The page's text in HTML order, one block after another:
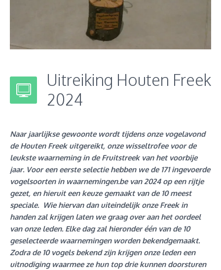
Uitreiking Houten Freek
2024
Naar jaarlijkse gewoonte wordt tijdens onze vogelavond
deHouten Freek uitgereikt, onze wisseltrofee voor de
leukste waarneming in de Fruitstreek van het voorbije
jaar. Voor een eerste selectie hebben we de 171 ingevoerde
vogelsoorten in waarnemingen.be van 2024 op een rijtje
gezet, en hieruit een keuze gemaakt van de 10 meest
speciale. Wie hiervan dan uiteindelijk onze Freek in
handen zal krijgen laten we graag over aan het oordeel
van onze leden. Elke dag zal hieronder één van de 10
geselecteerde waarnemingen worden bekendgemaakt.
Zodra de 10 vogels bekend zijn krijgen onze leden een
uitnodiging waarmee ze hun top drie kunnen doorsturen